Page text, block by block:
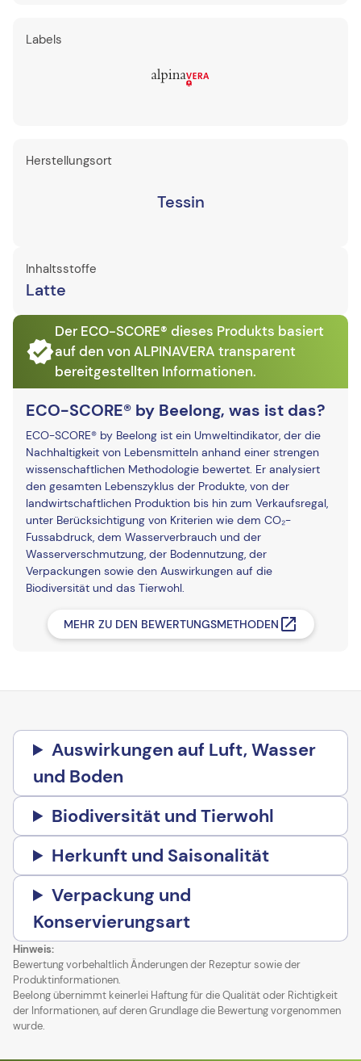
Labels
Herstellungsort
Tessin
Inhaltsstoffe
Latte
Der ECO-SCORE® dieses Produkts basiert
auf den von ALPINAVERA transparent
bereitgestellten Informationen.
ECO-SCORE® by Beelong, was ist das?
ECO-SCORE® by Beelong ist ein Umweltindikator, der die
Nachhaltigkeit von Lebensmitteln anhand einer strengen
wissenschaftlichen Methodologie bewertet. Er analysiert
den gesamten Lebenszyklus der Produkte, von der
landwirtschaftlichen Produktion bis hin zum Verkaufsregal,
unter Berücksichtigung von Kriterien wie dem CO₂-
Fussabdruck, dem Wasserverbrauch und der
Wasserverschmutzung, der Bodennutzung, der
Verpackungen sowie den Auswirkungen auf die
Biodiversität und das Tierwohl.
MEHR ZU DEN BEWERTUNGSMETHODEN
Auswirkungen auf Luft, Wasser
und Boden
Biodiversität und Tierwohl
Herkunft und Saisonalität
Verpackung und
Konservierungsart
Hinweis:
Bewertung vorbehaltlich Änderungen der Rezeptur sowie der
Produktinformationen.
Beelong übernimmt keinerlei Haftung für die Qualität oder Richtigkeit
der Informationen, auf deren Grundlage die Bewertung vorgenommen
wurde.